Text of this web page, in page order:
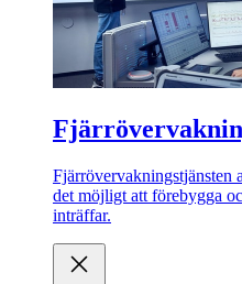
Fjärrövervakningstjänsten
det möjligt att förebygga
inträffar.